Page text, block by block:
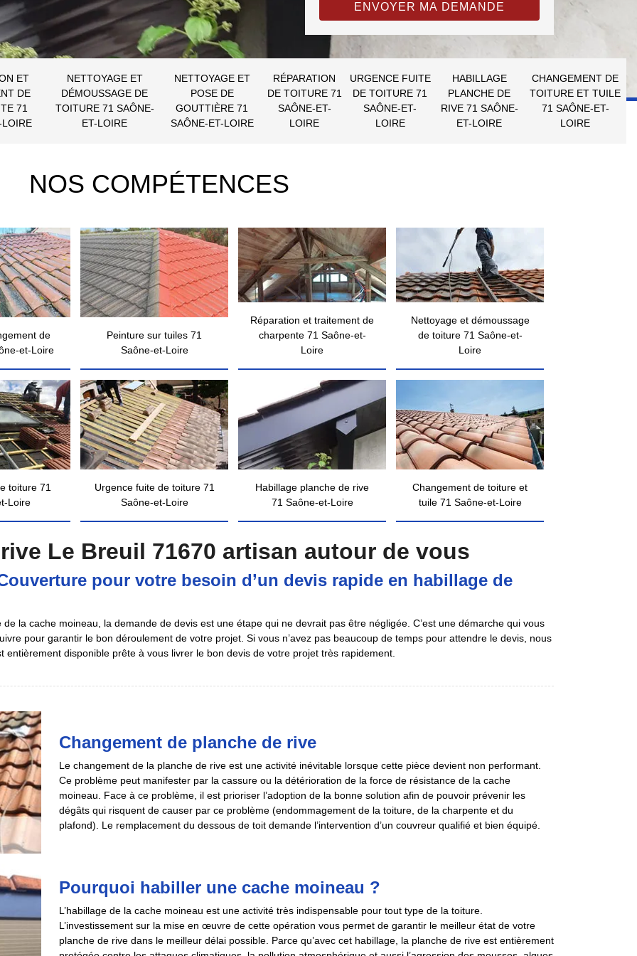
ET
DE
71
NETTOYAGE ET
DÉMOUSSAGE DE
TOITURE 71 SAÔNE-
ET-LOIRE
NETTOYAGE ET
POSE DE
GOUTTIÈRE 71
SAÔNE-ET-LOIRE
RÉPARATION
DE TOITURE 71
SAÔNE-ET-
LOIRE
URGENCE FUITE
DE TOITURE 71
SAÔNE-ET-
LOIRE
HABILLAGE
PLANCHE DE
RIVE 71 SAÔNE-
ET-LOIRE
CHANGEMENT DE
TOITURE ET TUILE
71 SAÔNE-ET-
LOIRE
NOS COMPÉTENCES
de
et-Loire
Peinture sur tuiles 71
Saône-et-Loire
Réparation et traitement de
charpente 71 Saône-et-
Loire
Nettoyage et démoussage
de toiture 71 Saône-et-
Loire
toiture 71
Loire
Urgence fuite de toiture 71
Saône-et-Loire
Habillage planche de rive
71 Saône-et-Loire
Changement de toiture et
tuile 71 Saône-et-Loire
Le Breuil 71670 artisan autour de vous
pour votre besoin d’un devis rapide en habillage de
de la cache moineau, la demande de devis est une étape qui ne devrait pas être négligée. C’est une démarche qui vous
pour garantir le bon déroulement de votre projet. Si vous n’avez pas beaucoup de temps pour attendre le devis, nous
disponible prête à vous livrer le bon devis de votre projet très rapidement.
Changement de planche de rive
Le changement de la planche de rive est une activité inévitable lorsque cette pièce devient non performant.
Ce problème peut manifester par la cassure ou la détérioration de la force de résistance de la cache
moineau. Face à ce problème, il est prioriser l’adoption de la bonne solution afin de pouvoir prévenir les
dégâts qui risquent de causer par ce problème (endommagement de la toiture, de la charpente et du
plafond). Le remplacement du dessous de toit demande l’intervention d’un couvreur qualifié et bien équipé.
Pourquoi habiller une cache moineau ?
L’habillage de la cache moineau est une activité très indispensable pour tout type de la toiture.
L’investissement sur la mise en œuvre de cette opération vous permet de garantir le meilleur état de votre
planche de rive dans le meilleur délai possible. Parce qu’avec cet habillage, la planche de rive est entièrement